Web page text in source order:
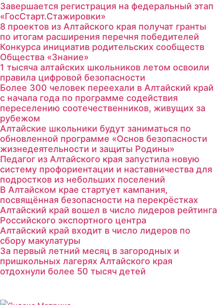
Завершается регистрация на федеральный этап
«ГосСтарт.Стажировки»
8 проектов из Алтайского края получат гранты
по итогам расширения перечня победителей
Конкурса инициатив родительских сообществ
Общества «Знание»
1 тысяча алтайских школьников летом освоили
правила цифровой безопасности
Более 300 человек переехали в Алтайский край
с начала года по программе содействия
переселению соотечественников, живущих за
рубежом
Алтайские школьники будут заниматься по
обновленной программе «Основ безопасности
жизнедеятельности и защиты Родины»
Педагог из Алтайского края запустила новую
систему профориентации и наставничества для
подростков из небольших поселений
В Алтайском крае стартует кампания,
посвящённая безопасности на перекрёстках
Алтайский край вошел в число лидеров рейтинга
Российского экспортного центра
Алтайский край входит в число лидеров по
сбору макулатуры
За первый летний месяц в загородных и
пришкольных лагерях Алтайского края
отдохнули более 50 тысяч детей